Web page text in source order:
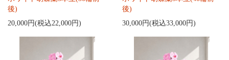
後)
20,000円(税込22,000円)
後)
30,000円(税込33,000円)